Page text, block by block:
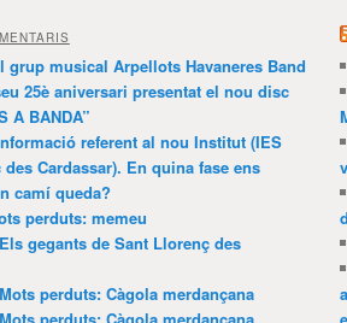
grup musical Arpellots Havaneres Band
25è aniversari presentat el nou disc
A BANDA”
referent al nou Institut (IES
Cardassar). En quina fase ens
camí queda?
perduts: memeu
Els gegants de Sant Llorenç des
Mots perduts: Càgola merdançana